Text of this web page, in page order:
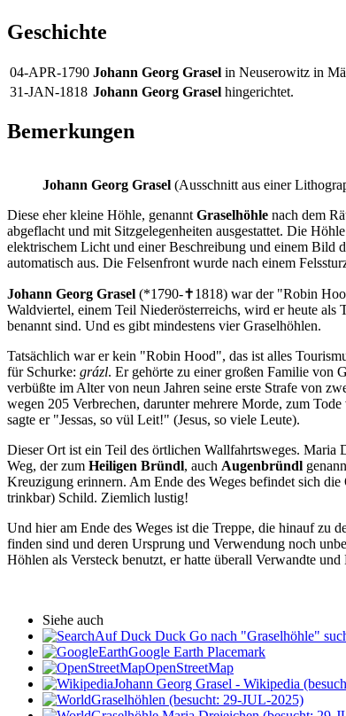
Geschichte
04-APR-1790 Johann Georg Grasel in Neuserowitz in
31-JAN-1818 Johann Georg Grasel hingerichtet.
Bemerkungen
Johann Georg Grasel (Ausschnitt aus einer
Diese eher kleine Höhle, genannt Graselhöhle nach dem
abgeflacht und mit Sitzgelegenheiten ausgestattet. Die
elektrischem Licht und einer Beschreibung und einem Bild
automatisch aus. Die Felsenfront wurde nach einem
Johann Georg Grasel (*1790-✝1818) war der "Robin
Waldviertel, einem Teil Niederösterreichs, wird er heute als
benannt sind. Und es gibt mindestens vier Graselhöhlen.
Tatsächlich war er kein "Robin Hood", das ist alles
für Schurke: grázl. Er gehörte zu einer großen Familie von
verbüßte im Alter von neun Jahren seine erste Strafe von
wegen 205 Verbrechen, darunter mehrere Morde, zum
sagte er "Jessas, so vül Leit!" (Jesus, so viele Leute).
Dieser Ort ist ein Teil des örtlichen Wallfahrtsweges. Maria
Weg, der zum Heiligen Bründl, auch Augenbründl
Kreuzigung erinnern. Am Ende des Weges befindet sich
trinkbar) Schild. Ziemlich lustig!
Und hier am Ende des Weges ist die Treppe, die hinauf zu
finden sind und deren Ursprung und Verwendung noch
Höhlen als Versteck benutzt, er hatte überall Verwandte
Siehe auch
Auf Duck Duck Go nach "Graselhöhle"
Google Earth Placemark
OpenStreetMap
Johann Georg Grasel - Wikipedia
Graselhöhlen (besucht: 29-JUL-2025)